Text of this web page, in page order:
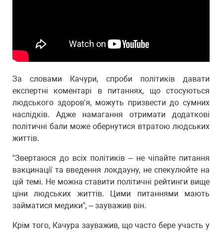
За словами Качури, спроби політиків давати
експертні коментарі в питаннях, що стосуються
людського здоров'я, можуть призвести до сумних
наслідків. Адже намагання отримати додаткові
політичні бали може обернутися втратою людських
життів.
"Звертаюся до всіх політиків – не чіпайте питання
вакцинації та введення локдауну, не спекулюйте на
цій темі. Не можна ставити політичні рейтинги вище
ціни людських життів. Цими питаннями мають
займатися медики", – зауважив він.
Крім того, Качура зауважив, що часто бере участь у